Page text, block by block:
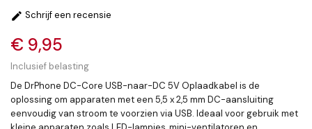
 Schrijf een recensie
€ 9,95
Inclusief belasting
De DrPhone DC-Core USB-naar-DC 5V Oplaadkabel is de
oplossing om apparaten met een 5,5 x 2,5 mm DC-aansluiting
eenvoudig van stroom te voorzien via USB. Ideaal voor gebruik met